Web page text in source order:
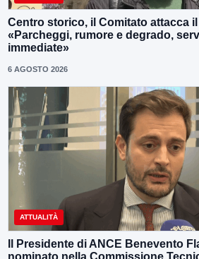
Centro storico, il Comitato attacca
«Parcheggi, rumore e degrado,
immediate»
6 AGOSTO 2026
ATTUALITÀ
Il Presidente di ANCE Benevento